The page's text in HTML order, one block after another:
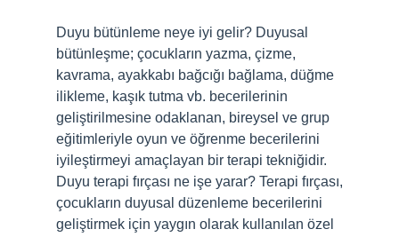
Duyu bütünleme neye iyi gelir? Duyusal
bütünleşme; çocukların yazma, çizme,
kavrama, ayakkabı bağcığı bağlama, düğme
ilikleme, kaşık tutma vb. becerilerinin
geliştirilmesine odaklanan, bireysel ve grup
eğitimleriyle oyun ve öğrenme becerilerini
iyileştirmeyi amaçlayan bir terapi tekniğidir.
Duyu terapi fırçası ne işe yarar? Terapi fırçası,
çocukların duyusal düzenleme becerilerini
geliştirmek için yaygın olarak kullanılan özel